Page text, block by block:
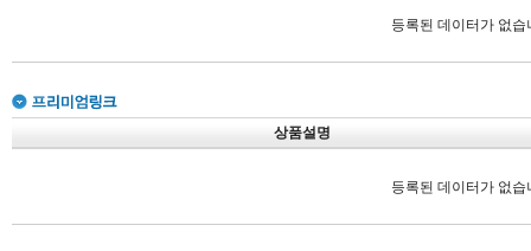
등록된 데이터가 없습
상품설명
등록된 데이터가 없습